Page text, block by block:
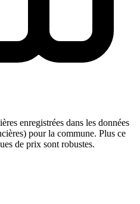
enregistrées dans les données
pour la commune. Plus ce
de prix sont robustes.